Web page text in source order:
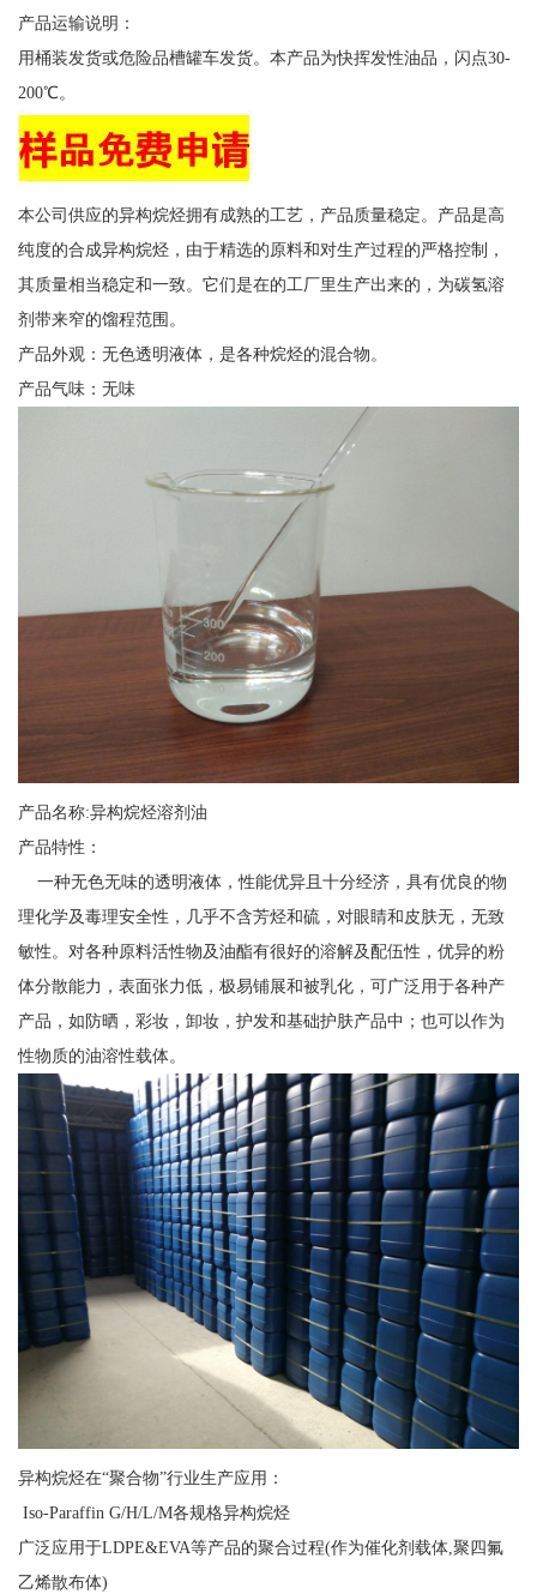
产品运输说明：
用桶装发货或危险品槽罐车发货。本产品为快挥发性油品，闪点30-
200℃。
本公司供应的异构烷烃拥有成熟的工艺，产品质量稳定。产品是高
纯度的合成异构烷烃，由于精选的原料和对生产过程的严格控制，
其质量相当稳定和一致。它们是在的工厂里生产出来的，为碳氢溶
剂带来窄的馏程范围。
产品外观：无色透明液体，是各种烷烃的混合物。
产品气味：无味
产品名称:异构烷烃溶剂油
产品特性：
一种无色无味的透明液体，性能优异且十分经济，具有优良的物
理化学及毒理安全性，几乎不含芳烃和硫，对眼睛和皮肤无，无致
敏性。对各种原料活性物及油酯有很好的溶解及配伍性，优异的粉
体分散能力，表面张力低，极易铺展和被乳化，可广泛用于各种产
产品，如防晒，彩妆，卸妆，护发和基础护肤产品中；也可以作为
性物质的油溶性载体。
异构烷烃在“聚合物”行业生产应用：
Iso-Paraffin G/H/L/M各规格异构烷烃
广泛应用于LDPE&EVA等产品的聚合过程(作为催化剂载体,聚四氟
乙烯散布体)